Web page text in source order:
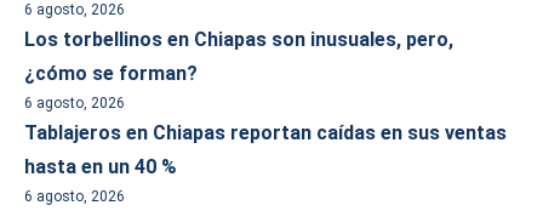
6 agosto, 2026
Los torbellinos en Chiapas son inusuales, pero,
¿cómo se forman?
6 agosto, 2026
Tablajeros en Chiapas reportan caídas en sus ventas
hasta en un 40 %
6 agosto, 2026